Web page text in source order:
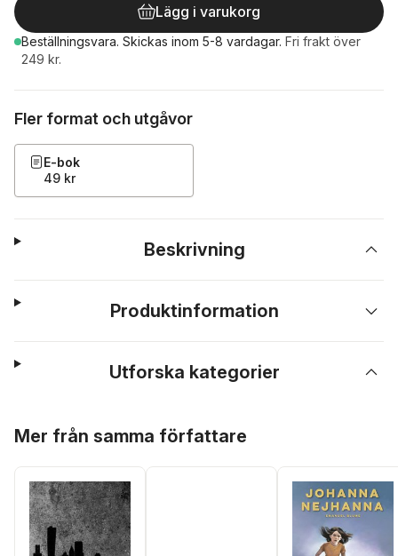
Lägg i varukorg
Beställningsvara. Skickas inom 5-8 vardagar. Fri frakt över
249 kr.
Fler format och utgåvor
E-bok
49 kr
Beskrivning
Produktinformation
Utforska kategorier
Mer från samma författare